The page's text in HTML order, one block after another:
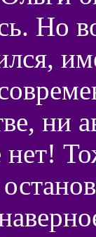
Но
ни